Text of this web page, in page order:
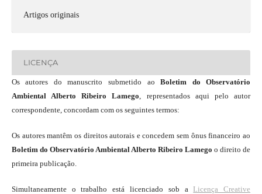
Artigos originais
LICENÇA
Os autores do manuscrito submetido aoBoletim do Observatório
Ambiental Alberto Ribeiro Lamego , representados aqui pelo autor
correspondente, concordam com os seguintes termos:
Os autores mantêm os direitos autorais e concedem sem ônus financeiro ao
Boletim do Observatório Ambiental Alberto Ribeiro Lamegoo direito de
primeira publicação.
Simultaneamente o trabalho está licenciado sob a Licença Creative